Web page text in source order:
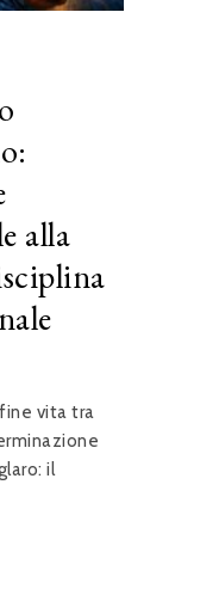
alla
vita tra
il